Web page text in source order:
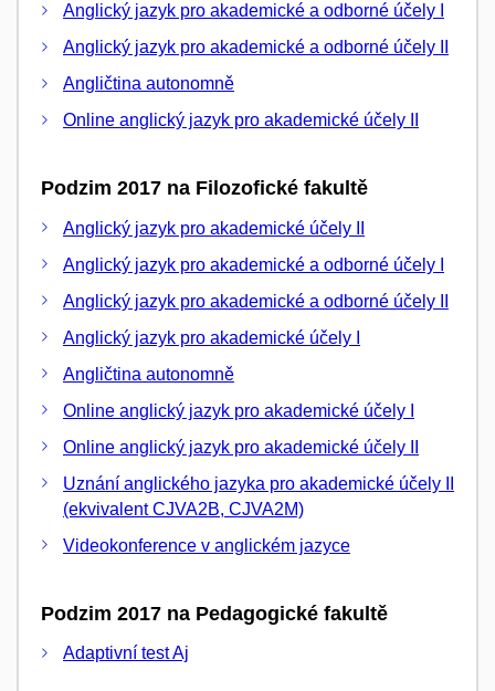
Anglický jazyk pro akademické a odborné účely I
Anglický jazyk pro akademické a odborné účely II
Angličtina autonomně
Online anglický jazyk pro akademické účely II
Podzim 2017 na Filozofické fakultě
Anglický jazyk pro akademické účely II
Anglický jazyk pro akademické a odborné účely I
Anglický jazyk pro akademické a odborné účely II
Anglický jazyk pro akademické účely I
Angličtina autonomně
Online anglický jazyk pro akademické účely I
Online anglický jazyk pro akademické účely II
Uznání anglického jazyka pro akademické účely II
(ekvivalent CJVA2B, CJVA2M)
Videokonference v anglickém jazyce
Podzim 2017 na Pedagogické fakultě
Adaptivní test Aj